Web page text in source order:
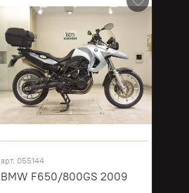
арт. 055144
BMW F650/800GS 2009